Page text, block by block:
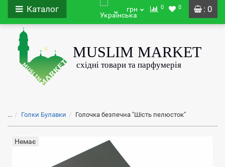
: 0
Каталог грн 0 0
... Голки Булавки Голочка безпечна "Шість пелюсток"
Немає